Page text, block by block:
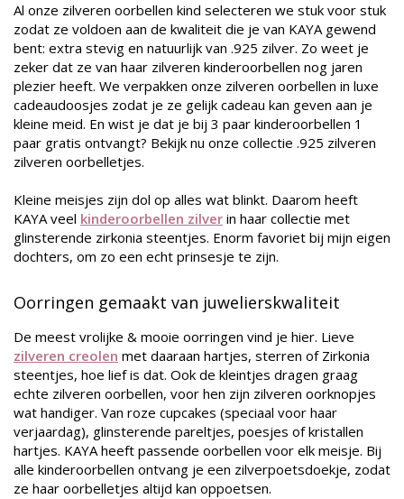
Al onze zilveren oorbellen kind selecteren we stuk voor stuk
zodat ze voldoen aan de kwaliteit die je van KAYA gewend
bent: extra stevig en natuurlijk van .925 zilver. Zo weet je
zeker dat ze van haar zilveren kinderoorbellen nog jaren
plezier heeft. We verpakken onze zilveren oorbellen in luxe
cadeaudoosjes zodat je ze gelijk cadeau kan geven aan je
kleine meid. En wist je dat je bij 3 paar kinderoorbellen 1
paar gratis ontvangt? Bekijk nu onze collectie .925 zilveren
zilveren oorbelletjes.
Kleine meisjes zijn dol op alles wat blinkt. Daarom heeft
KAYA veel kinderoorbellen zilver in haar collectie met
glinsterende zirkonia steentjes. Enorm favoriet bij mijn eigen
dochters, om zo een echt prinsesje te zijn.
Oorringen gemaakt van juwelierskwaliteit
De meest vrolijke & mooie oorringen vind je hier. Lieve
zilveren creolen met daaraan hartjes, sterren of Zirkonia
steentjes, hoe lief is dat. Ook de kleintjes dragen graag
echte zilveren oorbellen, voor hen zijn zilveren oorknopjes
wat handiger. Van roze cupcakes (speciaal voor haar
verjaardag), glinsterende pareltjes, poesjes of kristallen
hartjes. KAYA heeft passende oorbellen voor elk meisje. Bij
alle kinderoorbellen ontvang je een zilverpoetsdoekje, zodat
ze haar oorbelletjes altijd kan oppoetsen.